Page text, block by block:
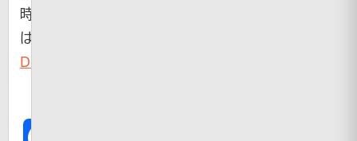
時
は
Dailymotion